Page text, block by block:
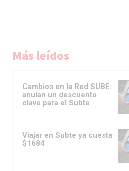
Más leídos
Cambios en la Red SUBE:
anulan un descuento
clave para el Subte
Viajar en Subte ya cuesta
$1684